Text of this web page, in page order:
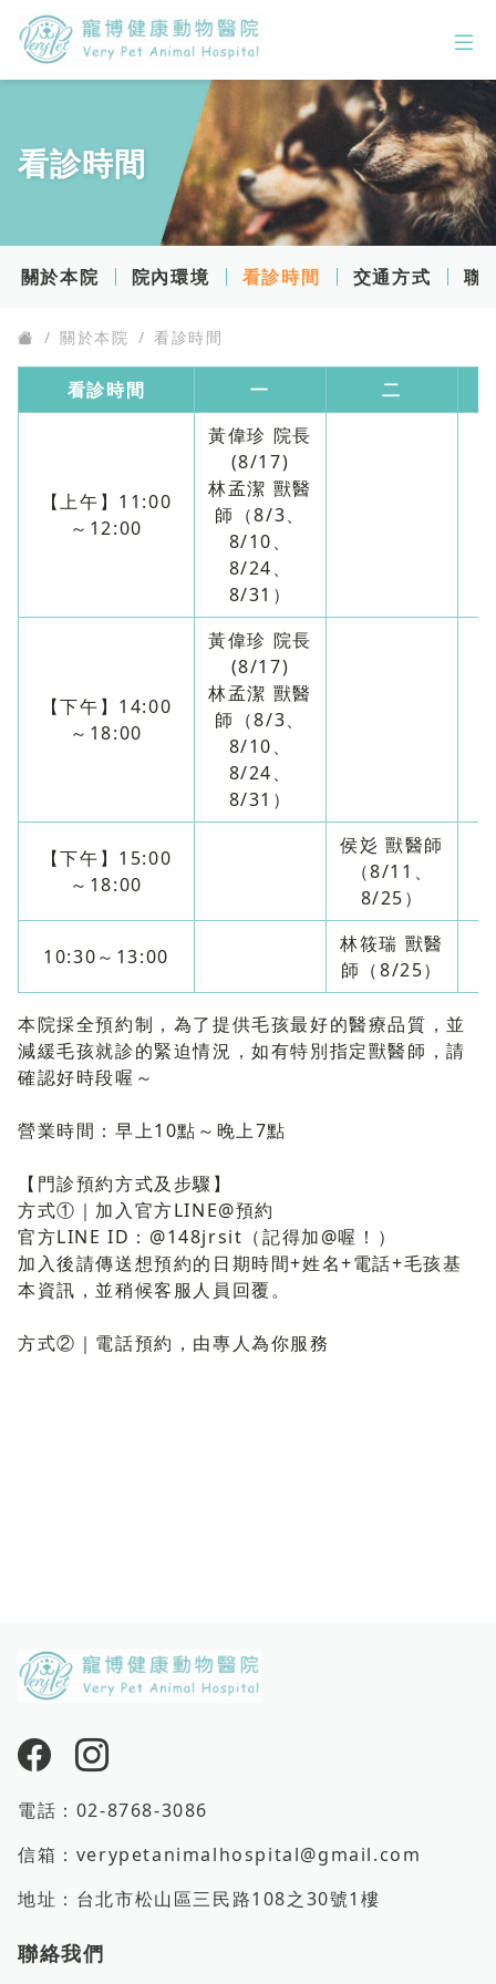
關於本院
獸醫師團隊
看診時間
關於本院 院內環境 看診時間 交通方式 聯
關於本院 看診時間
看診時間 一 二
【上午】11:00
～12:00
黃偉珍 院長
(8/17)
林孟潔 獸醫
師（8/3、
8/10、
8/24、
8/31）
【下午】14:00
～18:00
黃偉珍 院長
(8/17)
林孟潔 獸醫
師（8/3、
8/10、
8/24、
8/31）
【下午】15:00
～18:00
侯彣 獸醫師
（8/11、
8/25）
10:30～13:00
林筱瑞 獸醫
師（8/25）
本院採全預約制，為了提供毛孩最好的醫療品質，並
減緩毛孩就診的緊迫情況，如有特別指定獸醫師，請
確認好時段喔～
營業時間：早上10點～晚上7點
【門診預約方式及步驟】
方式①｜加入官方LINE@預約
官方LINE ID：@148jrsit（記得加@喔！）
加入後請傳送想預約的日期時間+姓名+電話+毛孩基
本資訊，並稍候客服人員回覆。
方式②｜電話預約，由專人為你服務
電話： 02-8768-3086
信箱： verypetanimalhospital@gmail.com
地址： 台北市松山區三民路108之30號1樓
聯絡我們